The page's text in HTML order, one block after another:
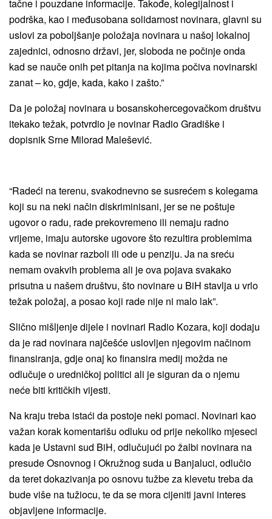
tačne i pouzdane informacije. Takođe, kolegijalnost i
podrška, kao i međusobana solidarnost novinara, glavni su
uslovi za poboljšanje položaja novinara u našoj lokalnoj
zajednici, odnosno državi, jer, sloboda ne počinje onda
kad se nauče onih pet pitanja na kojima počiva novinarski
zanat – ko, gdje, kada, kako i zašto.”
Da je položaj novinara u bosanskohercegovačkom društvu
itekako težak, potvrdio je novinar Radio Gradiške i
dopisnik Srne Milorad Malešević.
“Radeći na terenu, svakodnevno se susrećem s kolegama
koji su na neki način diskriminisani, jer se ne poštuje
ugovor o radu, rade prekovremeno ili nemaju radno
vrijeme, imaju autorske ugovore što rezultira problemima
kada se novinar razboli ili ode u penziju. Ja na sreću
nemam ovakvih problema ali je ova pojava svakako
prisutna u našem društvu, što novinare u BiH stavlja u vrlo
težak položaj, a posao koji rade nije ni malo lak”.
Slično mišljenje dijele i novinari Radio Kozara, koji dodaju
da je rad novinara najčešće uslovljen njegovim načinom
finansiranja, gdje onaj ko finansira medij možda ne
odlučuje o uredničkoj politici ali je siguran da o njemu
neće biti kritičkih vijesti.
Na kraju treba istaći da postoje neki pomaci. Novinari kao
važan korak komentarišu odluku od prije nekoliko mjeseci
kada je Ustavni sud BiH, odlučujući po žalbi novinara na
presude Osnovnog i Okružnog suda u Banjaluci, odlučio
da teret dokazivanja po osnovu tužbe za klevetu treba da
bude više na tužiocu, te da se mora cijeniti javni interes
objavljene informacije.